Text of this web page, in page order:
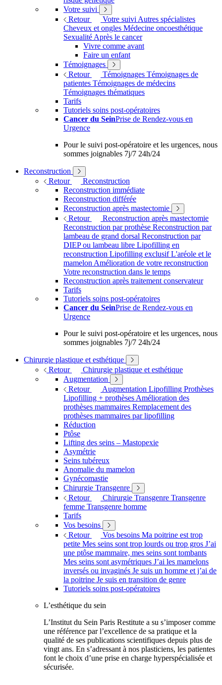
Votre suivi
Retour
Votre suivi Autres spécialistes
Cheveux et ongles Médecine oncoesthétique
Sexualité Après le cancer
Vivre comme avant
Faire un enfant
Témoignages
Retour
Témoignages Témoignages de
patientes Témoignages de médecins
Témoignages thématiques
Tarifs
Tutoriels soins post-opératoires
Cancer du SeinPrise de Rendez-vous en
Urgence
Pour le suivi post-opératoire et les urgences, nous
sommes joignables 7j/7 24h/24
Reconstruction
Retour
Reconstruction
Reconstruction immédiate
Reconstruction différée
Reconstruction après mastectomie
Retour
Reconstruction après mastectomie
Reconstruction par prothèse Reconstruction par
lambeau de grand dorsal Reconstruction par
DIEP ou lambeau libre Lipofilling en
reconstruction Lipofilling exclusifL'aréole et le
mamelon Amélioration de votre reconstruction
Votre reconstruction dans le temps
Reconstruction après traitement conservateur
Tarifs
Tutoriels soins post-opératoires
Cancer du SeinPrise de Rendez-vous en
Urgence
Pour le suivi post-opératoire et les urgences, nous
sommes joignables 7j/7 24h/24
Chirurgie plastique et esthétique
Retour
Chirurgie plastique et esthétique
Augmentation
Retour
Augmentation Lipofilling Prothèses
Lipofilling + prothèses Amélioration des
prothèses mammaires Remplacement des
prothèses mammaires par lipofilling
Réduction
Ptôse
Lifting des seins – Mastopexie
Asymétrie
Seins tubéreux
Anomalie du mamelon
Gynécomastie
Chirurgie Transgenre
Retour
Chirurgie Transgenre Transgenre
femme Transgenre homme
Tarifs
Vos besoins
Retour
Vos besoins Ma poitrine est trop
petite Mes seins sont trop lourds ou trop gros J’ai
une ptôse mammaire, mes seins sont tombants
Mes seins sont asymétriques J’ai les mamelons
inversés ou invaginés Je suis un homme et j’ai de
la poitrine Je suis en transition de genre
Tutoriels soins post-opératoires
L’esthétique du sein
L’Institut du Sein Paris Restitute a su s’imposer comme
une référence par l’excellence de sa pratique et la
qualité de ses publications scientifiques depuis plus de
vingt ans. En s’adressant à nos plasticiens, les patientes
font le choix d’une prise en charge hyperspécialisée et
sécurisée.